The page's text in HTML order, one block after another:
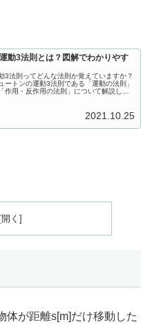
動3法則とは？図解でわかりやす
3法則ってどんな法則か覚えていますか？
ートンの運動3法則である「運動の法則」
作用・反作用の法則」について解説しま
2021.10.25
体が距離s[m]だけ移動した